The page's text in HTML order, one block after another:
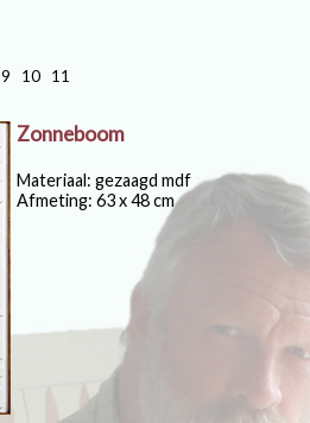
9 10 11
Zonneboom
Materiaal: gezaagd mdf
Afmeting: 63 x 48 cm